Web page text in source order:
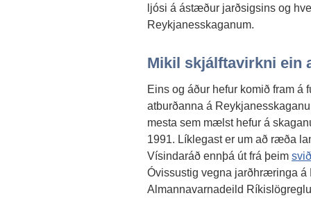
ljósi á ástæður jarðsigsins og
Reykjanesskaganum.
Mikil skjálftavirkni ein
Eins og áður hefur komið fram á
atburðanna á
mesta sem mælst hefur á
1991. Líklegast er um að ræða
Vísindaráð ennþá út frá þeim
Óvissustig vegna jarðhræringa
Almannavarnadeild